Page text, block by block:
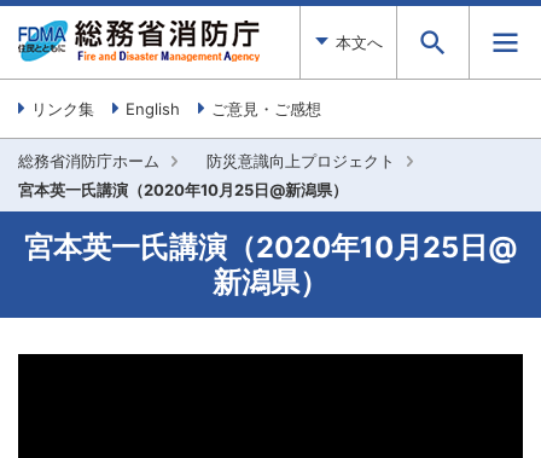
本文へ
リンク集 English ご意見・ご感想
総務省消防庁ホーム
防災意識向上プロジェクト
宮本英一氏講演（2020年10月25日@新潟県）
宮本英一氏講演（2020年10月25日@
新潟県）